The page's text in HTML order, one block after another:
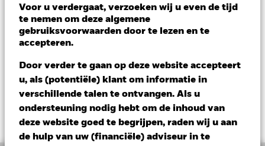
Voor u verdergaat, verzoeken wij u even de tijd
te nemen om deze algemene
gebruiksvoorwaarden door te lezen en te
accepteren.
Door verder te gaan op deze website accepteert
u, als (potentiële) klant om informatie in
verschillende talen te ontvangen. Als u
ondersteuning nodig hebt om de inhoud van
deze website goed te begrijpen, raden wij u aan
de hulp van uw (financiële) adviseur in te
CHF 10,01
Variatie 52wk: 9,97 - 10,01
Verandering NAV 1 dag per 24/apr/2025
CHF 0,01 (0,10%)